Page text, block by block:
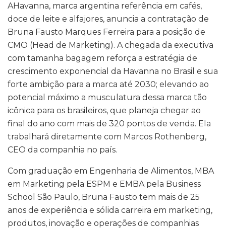
AHavanna, marca argentina referência em cafés,
doce de leite e alfajores, anuncia a contratação de
Bruna Fausto Marques Ferreira para a posição de
CMO (Head de Marketing). A chegada da executiva
com tamanha bagagem reforça a estratégia de
crescimento exponencial da Havanna no Brasil e sua
forte ambição para a marca até 2030; elevando ao
potencial máximo a musculatura dessa marca tão
icônica para os brasileiros, que planeja chegar ao
final do ano com mais de 320 pontos de venda. Ela
trabalhará diretamente com Marcos Rothenberg,
CEO da companhia no país.
Com graduação em Engenharia de Alimentos, MBA
em Marketing pela ESPM e EMBA pela Business
School São Paulo, Bruna Fausto tem mais de 25
anos de experiência e sólida carreira em marketing,
produtos, inovação e operações de companhias